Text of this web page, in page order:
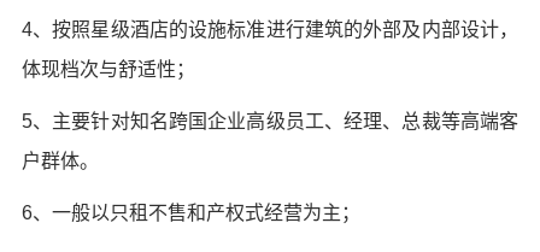
4、按照星级酒店的设施标准进行建筑的外部及内部设计，
体现档次与舒适性；
5、主要针对知名跨国企业高级员工、经理、总裁等高端客
户群体。
6、一般以只租不售和产权式经营为主；